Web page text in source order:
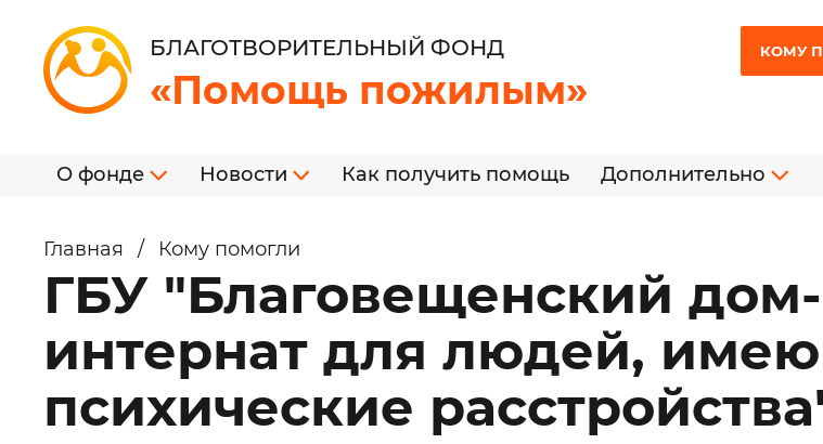
БЛАГОТВОРИТЕЛЬНЫЙ ФОНД
«Помощь пожилым»
КОМУ
О фонде Новости Как получить помощь Дополнительно
Главная / Кому помогли
ГБУ "Благовещенский дом-
интернат для людей,
психические